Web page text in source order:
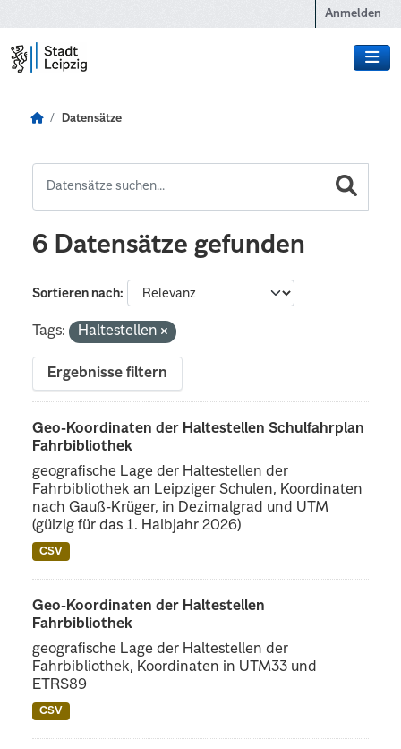
Anmelden
Datensätze
6 Datensätze gefunden
Sortieren nach
Tags: Haltestellen
Ergebnisse filtern
Geo-Koordinaten der Haltestellen Schulfahrplan
Fahrbibliothek
geografische Lage der Haltestellen der
Fahrbibliothek an Leipziger Schulen, Koordinaten
nach Gauß-Krüger, in Dezimalgrad und UTM
(gülzig für das 1. Halbjahr 2026)
CSV
Geo-Koordinaten der Haltestellen
Fahrbibliothek
geografische Lage der Haltestellen der
Fahrbibliothek, Koordinaten in UTM33 und
ETRS89
CSV